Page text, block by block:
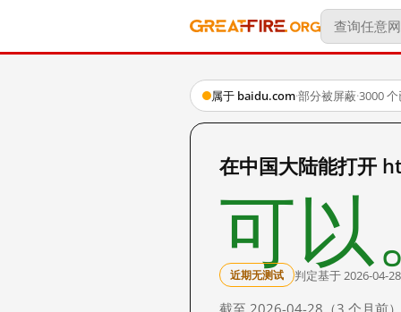
属于 baidu.com·部分被屏蔽·3000
在中国大陆能打开
可以
近期无测试 判定基于 2026-04-
截至 2026-04-28（3 个月前